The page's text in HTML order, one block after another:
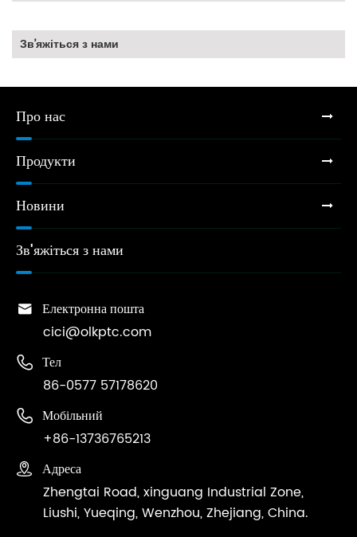
Зв’яжіться з нами
Про нас
Продукти
Новини
Зв'яжіться з нами
 Електронна пошта
cici@olkptc.com
 Тел
86-0577 57178620
 Мобільний
+86-13736765213
 Адреса
Zhengtai Road, xinguang Industrial Zone,
Liushi, Yueqing, Wenzhou, Zhejiang, China.